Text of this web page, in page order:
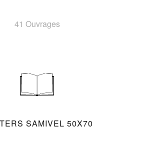
41 Ouvrages
SAMIVEL 50X70